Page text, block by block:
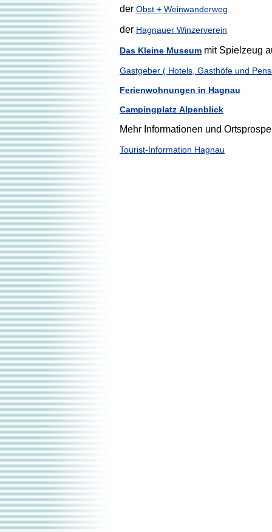
der Obst + Weinwanderweg
der Hagnauer Winzerverein
Das Kleine Museum mit Spielzeug
Gastgeber ( Hotels, Gasthöfe und
Ferienwohnungen in Hagnau
Campingplatz Alpenblick
Mehr Informationen und
Tourist-Information Hagnau